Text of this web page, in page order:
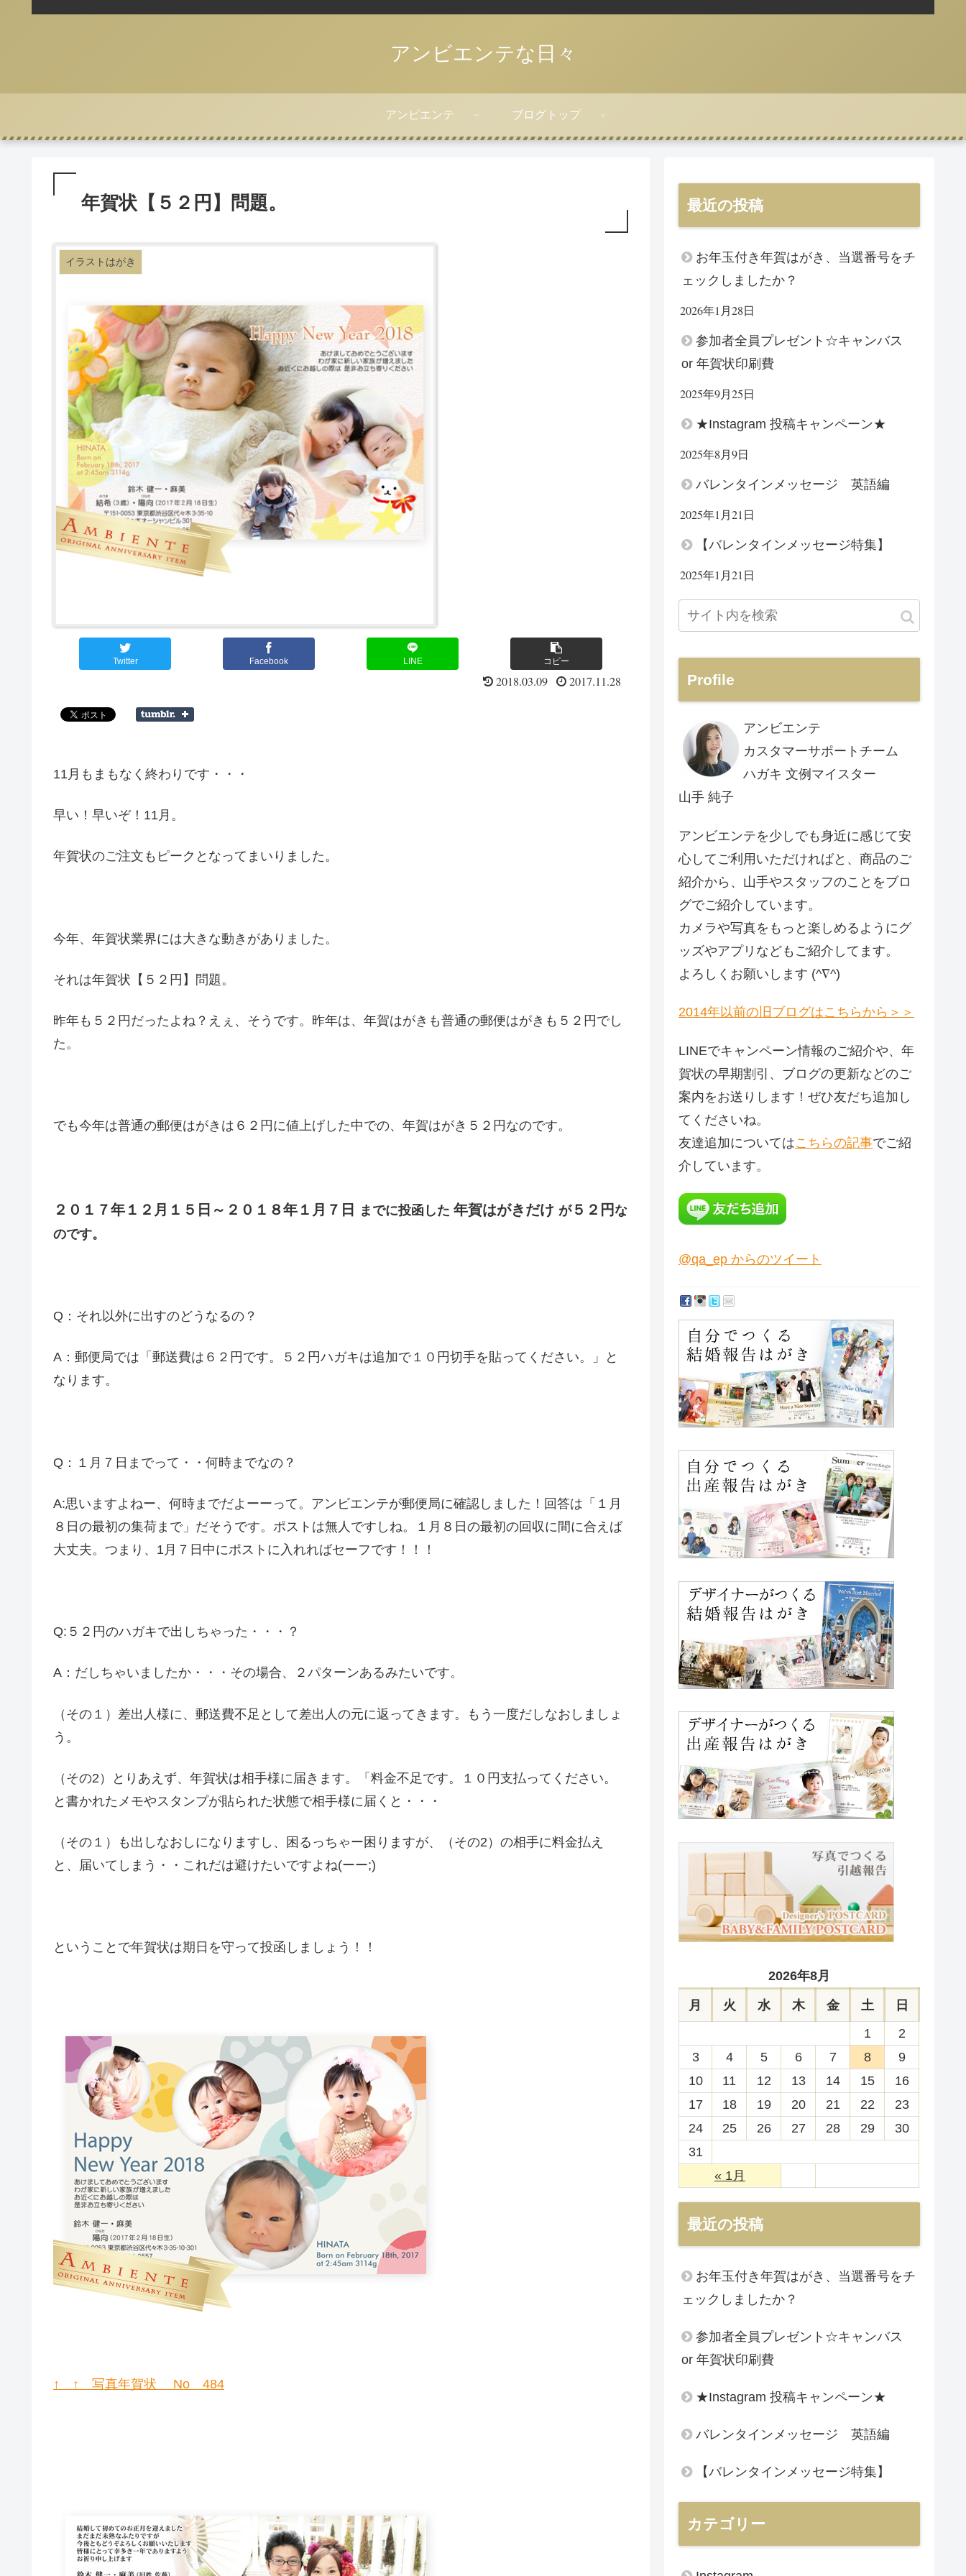
アンビエンテな日々
アンビエンテ ブログトップ
年賀状【５２円】問題。
イラストはがき
Twitter Facebook LINE コピー
2018.03.09 2017.11.28
11月もまもなく終わりです・・・
早い！早いぞ！11月。
年賀状のご注文もピークとなってまいりました。
今年、年賀状業界には大きな動きがありました。
それは年賀状【５２円】問題。
昨年も５２円だったよね？えぇ、そうです。昨年は、年賀はがきも普通の郵便はがきも５２円でし
た。
でも今年は普通の郵便はがきは６２円に値上げした中での、年賀はがき５２円なのです。
２０１７年１２月１５日～２０１８年１月７日 までに投函した 年賀はがきだけ が５２円な
のです。
Q：それ以外に出すのどうなるの？
A：郵便局では「郵送費は６２円です。５２円ハガキは追加で１０円切手を貼ってください。」と
なります。
Q：１月７日までって・・何時までなの？
A:思いますよねー、何時までだよーーって。アンビエンテが郵便局に確認しました！回答は「１月
８日の最初の集荷まで」だそうです。ポストは無人ですしね。１月８日の最初の回収に間に合えば
大丈夫。つまり、1月７日中にポストに入れればセーフです！！！
Q:５２円のハガキで出しちゃった・・・？
A：だしちゃいましたか・・・その場合、２パターンあるみたいです。
（その１）差出人様に、郵送費不足として差出人の元に返ってきます。もう一度だしなおしましょ
う。
（その2）とりあえず、年賀状は相手様に届きます。「料金不足です。１０円支払ってください。
と書かれたメモやスタンプが貼られた状態で相手様に届くと・・・
（その１）も出しなおしになりますし、困るっちゃー困りますが、（その2）の相手に料金払え
と、届いてしまう・・これだは避けたいですよね(ーー;)
ということで年賀状は期日を守って投函しましょう！！
↑ ↑ 写真年賀状 No 484
最近の投稿
お年玉付き年賀はがき、当選番号をチ
ェックしましたか？
2026年1月28日
参加者全員プレゼント☆キャンバス
or 年賀状印刷費
2025年9月25日
★Instagram 投稿キャンペーン★
2025年8月9日
バレンタインメッセージ 英語編
2025年1月21日
【バレンタインメッセージ特集】
2025年1月21日
Profile
アンビエンテ
カスタマーサポートチーム
ハガキ 文例マイスター
山手 純子
アンビエンテを少しでも身近に感じて安
心してご利用いただければと、商品のご
紹介から、山手やスタッフのことをブロ
グでご紹介しています。
カメラや写真をもっと楽しめるようにグ
ッズやアプリなどもご紹介してます。
よろしくお願いします (^∇^)
2014年以前の旧ブログはこちらから＞＞
LINEでキャンペーン情報のご紹介や、年
賀状の早期割引、ブログの更新などのご
案内をお送りします！ぜひ友だち追加し
てくださいね。
友達追加についてはこちらの記事でご紹
介しています。
@qa_ep からのツイート
2026年8月
月 火 水 木 金 土 日
« 1月
1
2
3
4 5 6 7 8
9
10
11 12 13 14 15
16
17
18 19 20 21 22
23
24
25 26 27 28 29
30
31
最近の投稿
お年玉付き年賀はがき、当選番号をチ
ェックしましたか？
参加者全員プレゼント☆キャンバス
or 年賀状印刷費
★Instagram 投稿キャンペーン★
バレンタインメッセージ 英語編
【バレンタインメッセージ特集】
カテゴリー